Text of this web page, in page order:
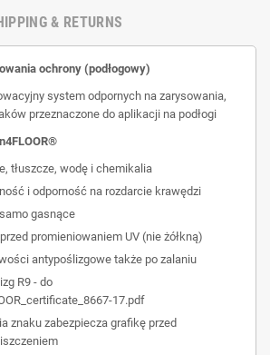
& RETURNS
ochrony (podłogowy)
system odpornych na zarysowania,
przeznaczone do aplikacji na podłogi
tłuszcze, wodę i chemikalia
i odporność na rozdarcie krawędzi
gasnące
promieniowaniem UV (nie żółkną)
antypoślizgowe także po zalaniu
R9 - do
17.pdf
znaku zabezpiecza grafikę przed